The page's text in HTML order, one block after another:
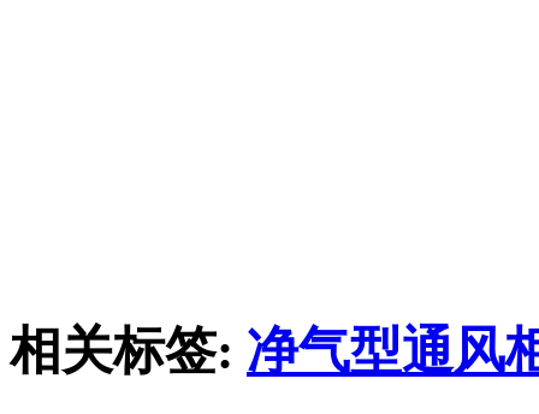
相关标签: 净气型通风